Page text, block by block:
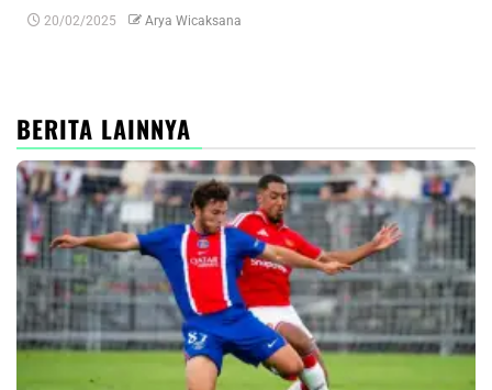
20/02/2025 Arya Wicaksana
BERITA LAINNYA